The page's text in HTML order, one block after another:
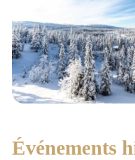
Événements